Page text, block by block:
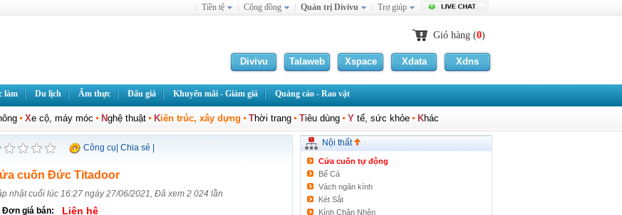
Tiền tệ Cộng đồng Quản trị Divivu Trợ giúp
Giỏ hàng (0)
Divivu Talaweb Xspace Xdata Xdns
làm Du lịch Ẩm thực Đấu giá Khuyến mãi - Giảm giá Quảng cáo - Rao vặt
Xe cộ, máy móc Nghệ thuật Kiến trúc, xây dựng Thời trang Tiêu dùng Y tế, sức khỏe Khác
Chia sẻ
Công cụ
cuốn Đức Titadoor
nhật cuối lúc 16:27 ngày 27/06/2021, Đã xem 2 024 lần
Đơn giá bán:
Liên hệ
Nội thất
Trần gỗ
Đá và Ngọc trong Phong thủy
Màn ngăn pvc
Ngọc/Đá phong thủy
Khung Xương
Cửa kính cường lực
Mành/Rèm
Khóa cửa
Cửa cuốn cách nhiệt
Cửa cuốn tự động
Bể Cá
Vách ngăn kính
Két Sắt
Kính Chân Nhện